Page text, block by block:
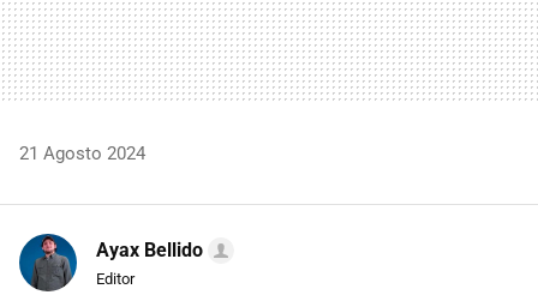
21 Agosto 2024
Ayax Bellido
Editor